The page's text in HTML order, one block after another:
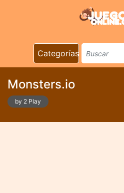
Categorías
Monsters.io
by 2 Play